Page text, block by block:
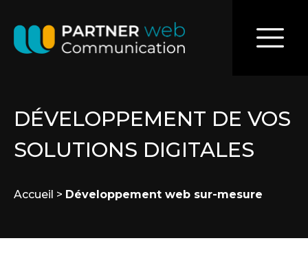
DÉVELOPPEMENT DE VOS
SOLUTIONS DIGITALES
Accueil > Développement web sur-mesure